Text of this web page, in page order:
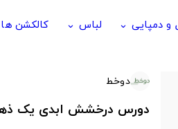
و دمپایی keyboard_arrow_down لباس keyboard_arrow_down کالکشن ها
دوخط